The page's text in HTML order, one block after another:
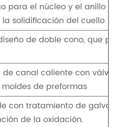
para el núcleo y el anillo
solidificación del cuello
de doble cono, que
de canal caliente con
de preformas
con tratamiento de
de la oxidación.